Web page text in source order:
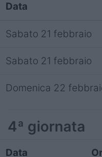
Data
Sabato 21 febbraio
Sabato 21 febbraio
Domenica 22
4ª giornata
Data